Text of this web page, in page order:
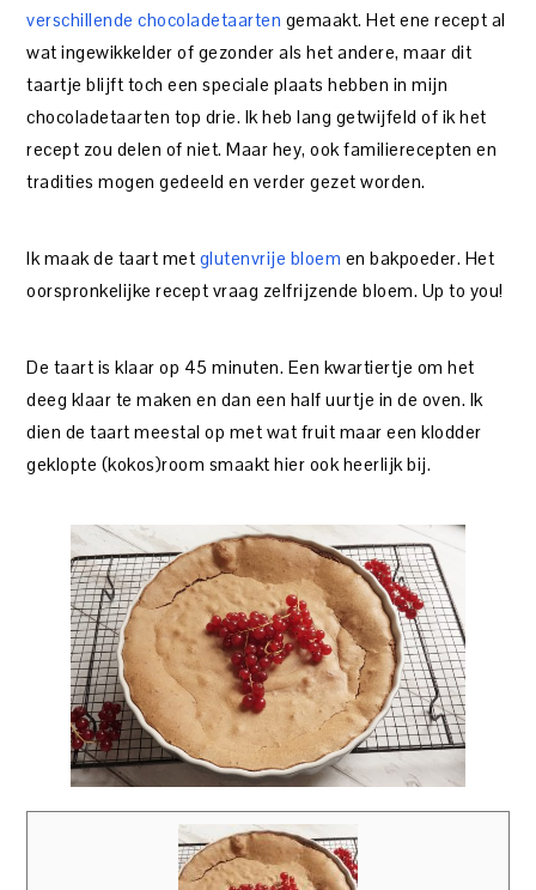
verschillende chocoladetaarten gemaakt. Het ene recept al
wat ingewikkelder of gezonder als het andere, maar dit
taartje blijft toch een speciale plaats hebben in mijn
chocoladetaarten top drie. Ik heb lang getwijfeld of ik het
recept zou delen of niet. Maar hey, ook familierecepten en
tradities mogen gedeeld en verder gezet worden.
Ik maak de taart met glutenvrije bloem en bakpoeder. Het
oorspronkelijke recept vraag zelfrijzende bloem. Up to you!
De taart is klaar op 45 minuten. Een kwartiertje om het
deeg klaar te maken en dan een half uurtje in de oven. Ik
dien de taart meestal op met wat fruit maar een klodder
geklopte (kokos)room smaakt hier ook heerlijk bij.